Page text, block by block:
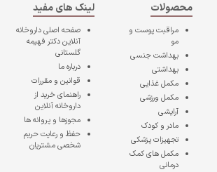
محصولات
مراقبت پوست و
مو
بهداشت جنسی
بهداشتی
مکمل غذایی
مکمل ورزشی
آرایشی
مادر و کودک
تجهیزات پزشکی
مکمل های کمک
درمانی
لینک های مفید
صفحه اصلیداروخانه
آنلاین دکتر فهیمه
گلستانی
درباره ما
قوانین و مقررات
راهنمای خرید از
داروخانه آنلاین
مجوزها و پروانه ها
حفظ و رعایت حریم
شخصی مشتریان